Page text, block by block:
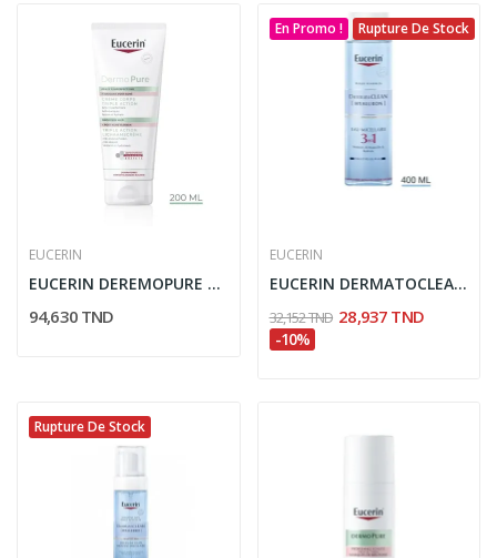
EUCERIN
EUCERIN DEREMOPURE CREME CORPS TRIPLE ACTION 200ML
94,630 TND
En Promo ! Rupture De Stock
EUCERIN
EUCERIN DERMATOCLEAN LOTION MICELLAIRE 3 EN 1...
32,152 TND 28,937 TND
-10%
Rupture De Stock